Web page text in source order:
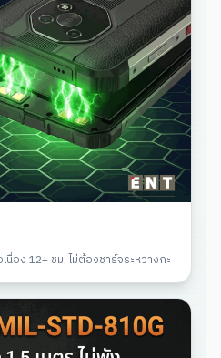
นื่อง 12+ ชม. ไม่ต้องชาร์จระหว่างกะ